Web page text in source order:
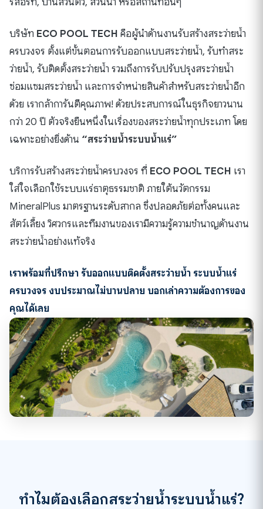
บริษัท ECO POOL TECH คือผู้นำด้านงานรับสร้างสระว่ายน้ำ
ครบวงจร ตั้งแต่ขั้นตอนการรับออกแบบสระว่ายน้ำ, รับทำสระ
ว่ายน้ำ, รับติดตั้งสระว่ายน้ำ รวมถึงการรับปรับปรุงสระว่ายน้ำ
ซ่อมแซมสระว่ายน้ำ และการจำหน่ายสินค้าสำหรับสระว่ายน้ำอีก
ด้วย เรากล้าการันตีคุณภาพ! ด้วยประสบการณ์ในธุรกิจยาวนาน
กว่า 20 ปี ตัวจริงยืนหนึ่งในเรื่องของสระว่ายน้ำทุกประเภท โดย
เฉพาะอย่างยิ่งด้าน “สระว่ายน้ำระบบน้ำแร่”
บริการรับสร้างสระว่ายน้ำครบวงจร ที่ ECO POOL TECH เรา
ใส่ใจเลือกใช้ระบบแร่ธาตุธรรมชาติ ภายใต้นวัตกรรม
MineralPlus มาตรฐานระดับสากล ซึ่งปลอดภัยต่อทั้งคนและ
สัตว์เลี้ยง วิศวกรและทีมงานของเรามีความรู้ความชำนาญด้านงาน
สระว่ายน้ำอย่างแท้จริง
เราพร้อมที่ปรึกษา รับออกแบบติดตั้งสระว่ายน้ำ ระบบน้ำแร่
ครบวงจร งบประมาณไม่บานปลาย บอกเล่าความต้องการของ
คุณได้เลย
ทำไมต้องเลือกสระว่ายน้ำระบบน้ำแร่?